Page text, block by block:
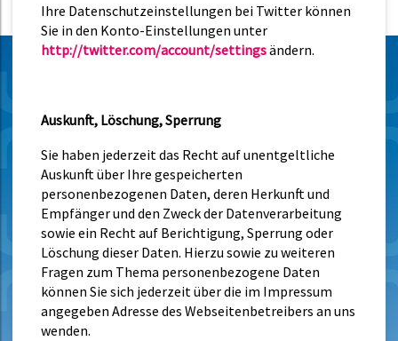
Ihre Datenschutzeinstellungen bei Twitter können
Sie in den Konto-Einstellungen unter
http://twitter.com/account/settingsändern.
Auskunft, Löschung, Sperrung
Sie haben jederzeit das Recht auf unentgeltliche
Auskunft über Ihre gespeicherten
personenbezogenen Daten, deren Herkunft und
Empfänger und den Zweck der Datenverarbeitung
sowie ein Recht auf Berichtigung, Sperrung oder
Löschung dieser Daten. Hierzu sowie zu weiteren
Fragen zum Thema personenbezogene Daten
können Sie sich jederzeit über die im Impressum
angegeben Adresse des Webseitenbetreibers an uns
wenden.